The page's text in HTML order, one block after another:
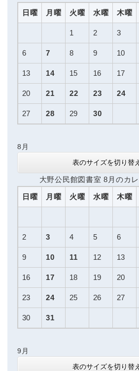
日曜 月曜 火曜 水曜 木曜
1 2 3
6 7 8 9 10
13 14 15 16 17
20 21 22 23 24
27 28 29 30
8月
表のサイズを切り替
大野公民館図書室 8月のカ
日曜 月曜 火曜 水曜 木曜
2 3 4 5 6
9 10 11 12 13
16 17 18 19 20
23 24 25 26 27
30 31
9月
表のサイズを切り替